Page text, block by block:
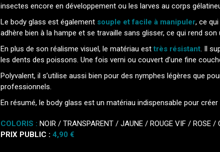
insectes encore en développement ou les larves au corps
Le body glass est également souple et facile à manipuler, ce
adhère bien à la hampe et se travaille sans glisser, ce qui rend
En plus de son réalisme visuel, le matériau est très résistant. Il
les dents des poissons. Une fois verni ou couvert d’une fine
Polyvalent, il s’utilise aussi bien pour des nymphes légères que
professionnels.
En résumé, le body glass est un matériau indispensable pour
COLORIS : NOIR / TRANSPARENT / JAUNE / ROUGE VIF / ROSE /
PRIX PUBLIC : 4,90 €